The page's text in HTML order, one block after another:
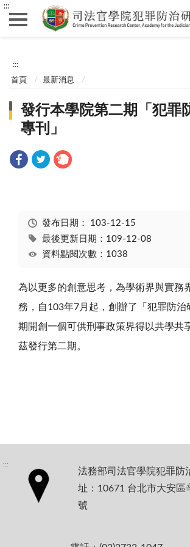
:::
:::
首頁 最新消息
發行本學院第二期「犯罪
專刊」
發布日期： 103-12-15
最後更新日期：109-12-08
資料點閱次數：1038
為以更多的創意思考，為學術界與實務
務，自103年7月起，創辦了「犯罪防治
期開創一個可供刑事政策界得以共學共
茲發行第二期。
:::
法務部司法官學院犯罪防
址：10671 台北市大安區
號